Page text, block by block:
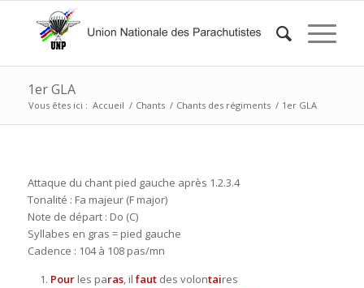
1er GLA
Vous êtes ici : Accueil / Chants / Chants des régiments / 1er GLA
Attaque du chant pied gauche après 1.2.3.4
Tonalité : Fa majeur (F major)
Note de départ : Do (C)
Syllabes en gras = pied gauche
Cadence : 104 à 108 pas/mn
Pour les paras, il faut des volontaires